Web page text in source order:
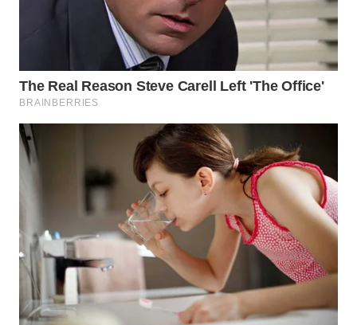
WN DELI
WN
PAKPAK
WN
KARAWANG